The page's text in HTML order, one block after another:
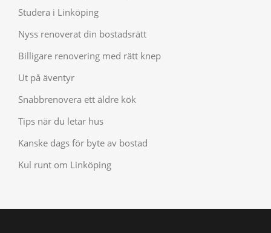
Studera i Linköping
Nyss renoverat din bostadsrätt
Billigare renovering med rätt knep
Ut på äventyr
Snabbrenovera ett äldre kök
Tips när du letar hus
Kanske dags för byte av bostad
Kul runt om Linköping